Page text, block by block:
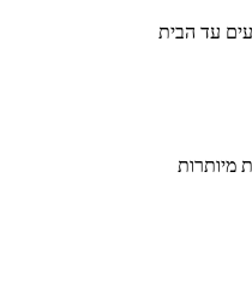
עד הבית
מיותרות